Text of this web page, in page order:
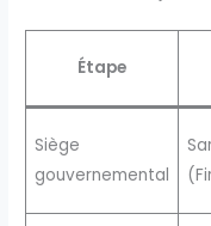
Étape
Siège
gouvernemental